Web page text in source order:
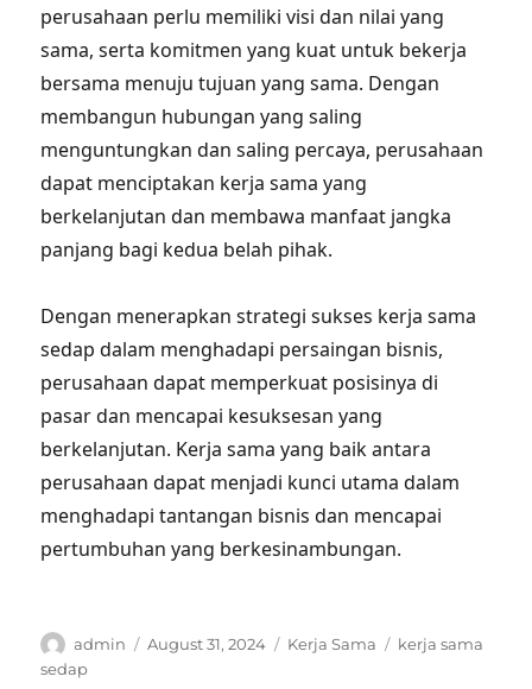
perusahaan perlu memiliki visi dan nilai yang
sama, serta komitmen yang kuat untuk bekerja
bersama menuju tujuan yang sama. Dengan
membangun hubungan yang saling
menguntungkan dan saling percaya, perusahaan
dapat menciptakan kerja sama yang
berkelanjutan dan membawa manfaat jangka
panjang bagi kedua belah pihak.
Dengan menerapkan strategi sukses kerja sama
sedap dalam menghadapi persaingan bisnis,
perusahaan dapat memperkuat posisinya di
pasar dan mencapai kesuksesan yang
berkelanjutan. Kerja sama yang baik antara
perusahaan dapat menjadi kunci utama dalam
menghadapi tantangan bisnis dan mencapai
pertumbuhan yang berkesinambungan.
Author
admin
Posted
August 31, 2024 Categories
Kerja Sama Tags
kerja sama
sedap